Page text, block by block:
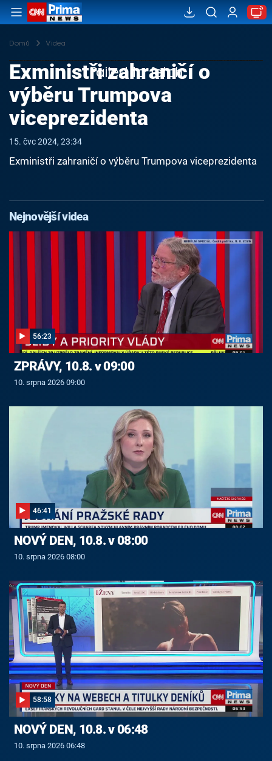
Domů Videa
Failed to fetch
Exministři zahraničí o
výběru Trumpova
viceprezidenta
15. čvc 2024, 23:34
Exministři zahraničí o výběru Trumpova viceprezidenta
Nejnovější videa
56:23
ZPRÁVY, 10.8. v 09:00
10. srpna 2026 09:00
46:41
NOVÝ DEN, 10.8. v 08:00
10. srpna 2026 08:00
58:58
NOVÝ DEN, 10.8. v 06:48
10. srpna 2026 06:48